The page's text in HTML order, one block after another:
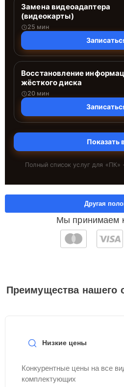
Замена видеоадаптера
(видеокарты)
25 мин
Восстановление
жёсткого диска
20 мин
Показать
Полный список услуг для «ПК»
Мы принимаем
Другая
Преимущества нашего
Низкие цены
Конкурентные цены на все
комплектующих